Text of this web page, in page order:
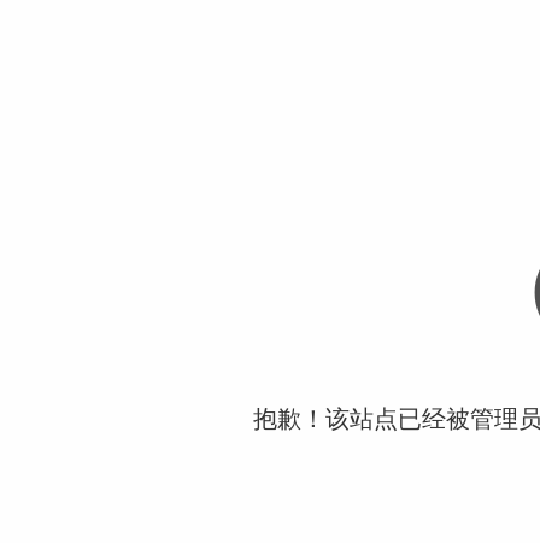
抱歉！该站点已经被管理